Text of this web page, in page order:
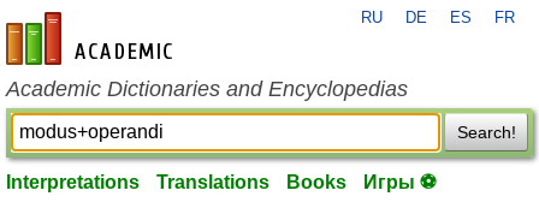
en-academic.com
RU DE ES FR
Academic Dictionaries and Encyclopedias
Search!
Interpretations Translations Books Игры ⚽